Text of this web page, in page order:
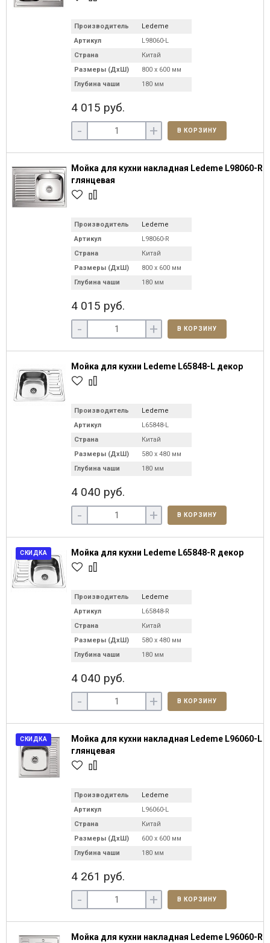
Производитель
Ledeme
Артикул
L98060-L
Страна
Китай
Размеры (ДхШ)
800 х 600 мм
Глубина чаши
180 мм
4 015 руб.
- + В КОРЗИНУ
Мойка для кухни накладная Ledeme L98060-R
глянцевая
Производитель
Ledeme
Артикул
L98060-R
Страна
Китай
Размеры (ДхШ)
800 х 600 мм
Глубина чаши
180 мм
4 015 руб.
- + В КОРЗИНУ
Мойка для кухни Ledeme L65848-L декор
Производитель
Ledeme
Артикул
L65848-L
Страна
Китай
Размеры (ДхШ)
580 х 480 мм
Глубина чаши
180 мм
4 040 руб.
- + В КОРЗИНУ
СКИДКА Мойка для кухни Ledeme L65848-R декор
Производитель
Ledeme
Артикул
L65848-R
Страна
Китай
Размеры (ДхШ)
580 х 480 мм
Глубина чаши
180 мм
4 040 руб.
- + В КОРЗИНУ
СКИДКА
Мойка для кухни накладная Ledeme L96060-L
глянцевая
Производитель
Ledeme
Артикул
L96060-L
Страна
Китай
Размеры (ДхШ)
600 х 600 мм
Глубина чаши
180 мм
4 261 руб.
- + В КОРЗИНУ
Мойка для кухни накладная Ledeme L96060-R